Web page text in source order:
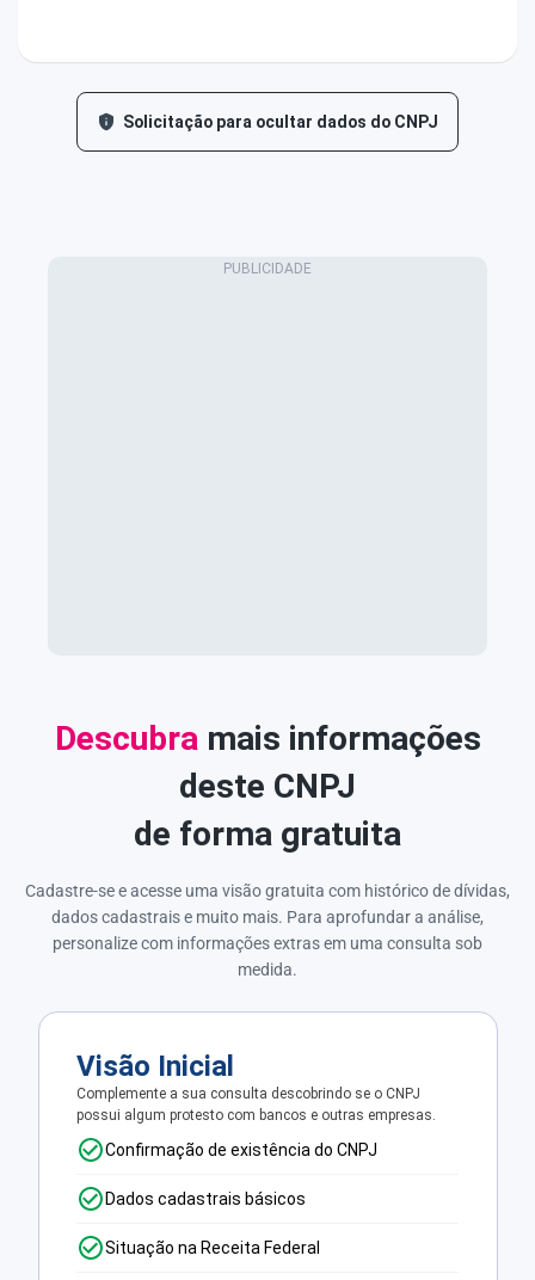
Solicitação para ocultar dados do CNPJ
Descubra mais informações
deste CNPJ
de forma gratuita
Cadastre-se e acesse uma visão gratuita com histórico de dívidas,
dados cadastrais e muito mais. Para aprofundar a análise,
personalize com informações extras em uma consulta sob
medida.
Visão Inicial
Complemente a sua consulta descobrindo se o CNPJ
possui algum protesto com bancos e outras empresas.
Confirmação de existência do CNPJ
Dados cadastrais básicos
Situação na Receita Federal